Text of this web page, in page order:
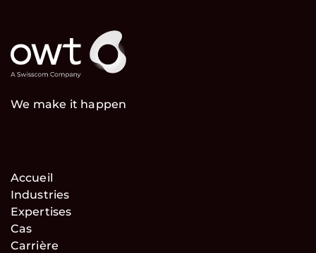
We make it happen
Accueil
Industries
Expertises
Cas
Carrière